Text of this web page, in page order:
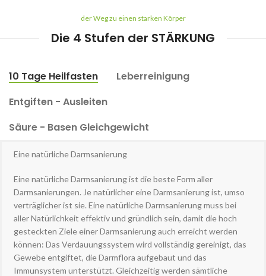
der Weg zu einen starken Körper
Die 4 Stufen der STÄRKUNG
10 Tage Heilfasten
Leberreinigung
Entgiften - Ausleiten
Säure - Basen Gleichgewicht
Eine natürliche Darmsanierung
Eine natürliche Darmsanierung ist die beste Form aller
Darmsanierungen. Je natürlicher eine Darmsanierung ist, umso
verträglicher ist sie. Eine natürliche Darmsanierung muss bei
aller Natürlichkeit effektiv und gründlich sein, damit die hoch
gesteckten Ziele einer Darmsanierung auch erreicht werden
können: Das Verdauungssystem wird vollständig gereinigt, das
Gewebe entgiftet, die Darmflora aufgebaut und das
Immunsystem unterstützt. Gleichzeitig werden sämtliche